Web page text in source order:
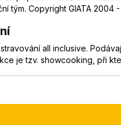
tým. Copyright GIATA 2004
all inclusive.
je tzv. showcooking, při